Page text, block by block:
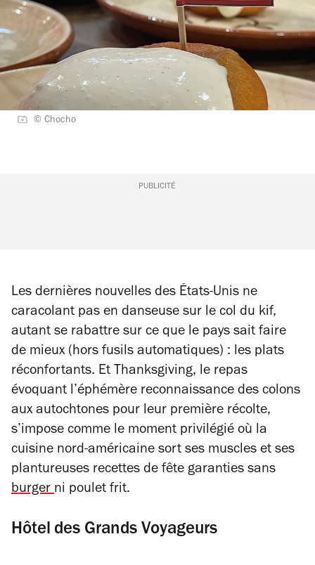
© Chocho
PUBLICITÉ
Les dernières nouvelles des États-Unis ne
caracolant pas en danseuse sur le col du kif,
autant se rabattre sur ce que le pays sait faire
de mieux (hors fusils automatiques) : les plats
réconfortants. Et Thanksgiving, le repas
évoquant l’éphémère reconnaissance des colons
aux autochtones pour leur première récolte,
s’impose comme le moment privilégié où la
cuisine nord-américaine sort ses muscles et ses
plantureuses recettes de fête garanties sans
burgerni poulet frit.
Hôtel des Grands Voyageurs